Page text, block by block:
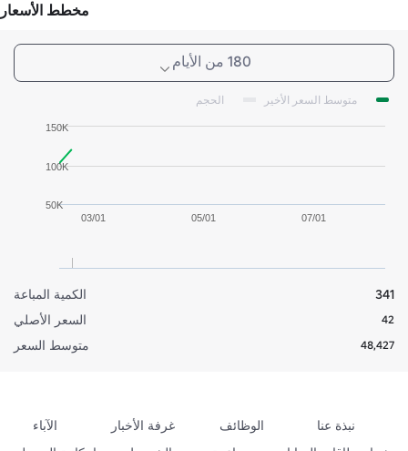
مخطط الأسعار
180 من الأيام
متوسط السعر الأخير الحجم
03/01 05/01 07/01
50K
100K
150K
الكمية المباعة
341
السعر الأصلي
42
متوسط السعر 48,427
نبذة عنا الوظائف غرفة الأخبار
الآباء